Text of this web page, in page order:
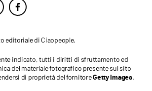
editoriale di Ciaopeople.
indicato, tutti i diritti di sfruttamento ed
del materiale fotografico presente sul sito
di proprietà del fornitoreGetty Images.